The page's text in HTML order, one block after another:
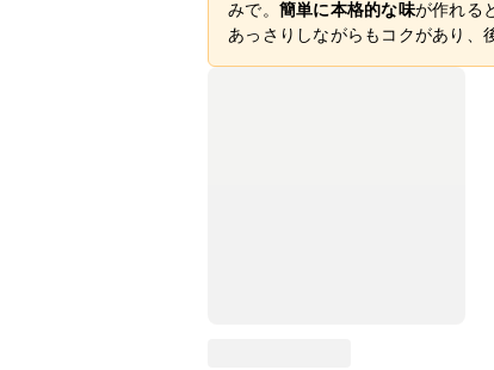
みで。 簡単に本格的な味が作れる
あっさりしながらもコクがあり、